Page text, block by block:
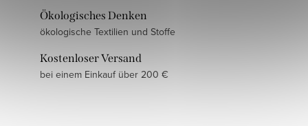
Ökologisches Denken
ökologische Textilien und Stoffe
Kostenloser Versand
bei einem Einkauf über 200 €